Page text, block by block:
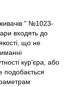
" №1023-
входять до
що не
кур'єра, або
подобається